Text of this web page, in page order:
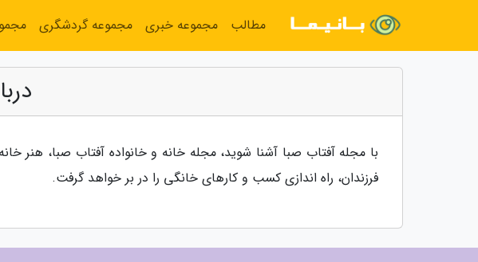
با مجله آفتاب صبا آشنا شوید، مجله خانه و خانواده آفتاب صبا، هنر
فرزندان، راه اندازی کسب و کارهای خانگی را در بر خواهد گرفت.
مطالب مجموعه خبری مجموعه گردشگری